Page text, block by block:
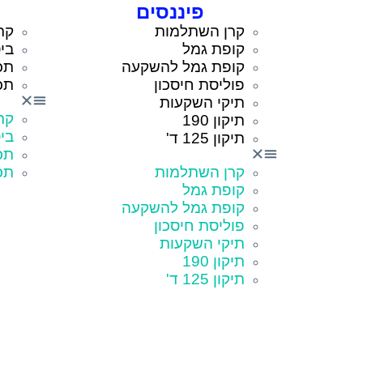
פיננסים
קרן השתלמות
קופת גמל
קופת גמל להשקעה
פוליסת חיסכון
תיקי השקעות
תיקון 190
תיקון 125 ד'
קרן השתלמות
קופת גמל
קופת גמל להשקעה
פוליסת חיסכון
תיקי השקעות
תיקון 190
תיקון 125 ד'